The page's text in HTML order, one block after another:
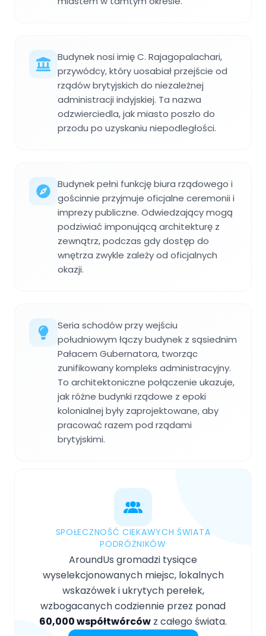
Budynek nosi imię C. Rajagopalachari,
przywódcy, który uosabiał przejście od
rządów brytyjskich do niezależnej
administracji indyjskiej. Ta nazwa
odzwierciedla, jak miasto poszło do
przodu po uzyskaniu niepodległości.
Budynek pełni funkcję biura rządowego i
gościnnie przyjmuje oficjalne ceremonii i
imprezy publiczne. Odwiedzający mogą
podziwiać imponującą architekturę z
zewnątrz, podczas gdy dostęp do
wnętrza zwykle zależy od oficjalnych
okazji.
Seria schodów przy wejściu
południowym łączy budynek z sąsiednim
Pałacem Gubernatora, tworząc
zunifikowany kompleks administracyjny.
To architektoniczne połączenie ukazuje,
jak różne budynki rządowe z epoki
kolonialnej były zaprojektowane, aby
pracować razem pod rządami
brytyjskimi.
SPOŁECZNOŚĆ CIEKAWYCH ŚWIATA
PODRÓŻNIKÓW
AroundUs gromadzi tysiące
wyselekcjonowanych miejsc, lokalnych
wskazówek i ukrytych perełek,
wzbogacanych codziennie przez ponad
60,000 współtwórców z całego świata.